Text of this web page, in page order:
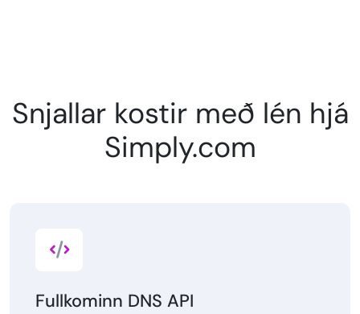
Snjallar kostir með lén hjá
Simply.com
Fullkominn DNS API